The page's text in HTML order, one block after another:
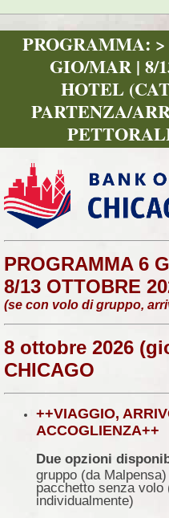
PROGRAMMA:
GIO/MAR | 8/
HOTEL
PARTENZA/
PROGRAMMA 6
8/13 OTTOBRE
(se con volo di gruppo,
8 ottobre 2026
CHICAGO
++VIAGGIO,
ACCOGLIENZA++
Due opzioni
gruppo (da
pacchetto senza volo
individualmente)